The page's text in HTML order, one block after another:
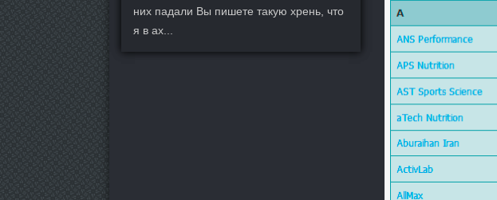
них падали Вы пишете такую хрень, что
я в ах...